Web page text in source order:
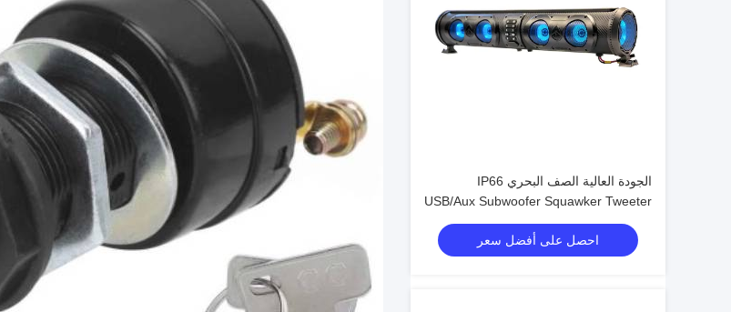
الجودة العالية الصف البحري IP66
USB/Aux Subwoofer Squawker Tweeter
Speaker عربة الغولف الكهربائية شريط
الصوت بلوتوثاحصل على أفضل سعر